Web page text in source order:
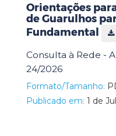
Orientações
de Guarulhos
Fundamental
Consulta à Rede -
24/2026
Formato/Tamanho:
Publicado em: 1 de